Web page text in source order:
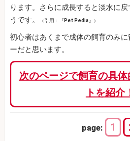
ります。さらに成長すると淡水に
うです。
（引用：『 Pet Pedia 』）
初心者はあくまで成体の飼育のみ
ーだと思います。
次のページで飼育の具
トを紹介
page: 1